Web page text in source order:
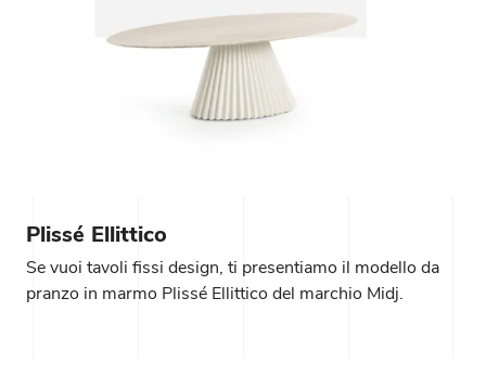
Plissé Ellittico
Se vuoi tavoli fissi design, ti presentiamo il modello da
pranzo in marmo Plissé Ellittico del marchio Midj.